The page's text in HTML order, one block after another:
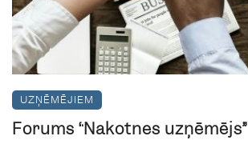
UZŅĒMĒJIEM
Forums “Nākotnes uzņēmējs”